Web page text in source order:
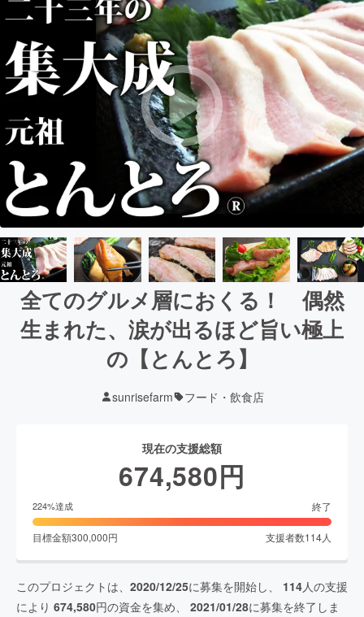
全てのグルメ層におくる！ 偶然
生まれた、涙が出るほど旨い極上
の【とんとろ】
sunrisefarm フード・飲食店
現在の支援総額
674,580円
224%達成 終了
目標金額300,000円 支援者数114人
このプロジェクトは、 2020/12/25に募集を開始し、 114人の支援
により 674,580円の資金を集め、 2021/01/28に募集を終了しま